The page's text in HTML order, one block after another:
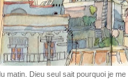
matin. Dieu seul sait pourquoi je